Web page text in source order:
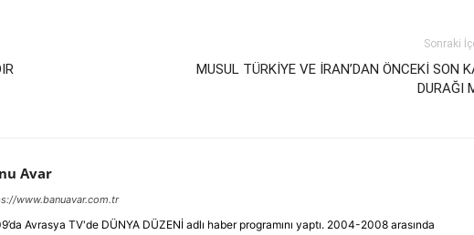
Sonraki
MUSUL TÜRKİYE VE İRAN’DAN ÖNCEKİ SON
DURAĞI
Avar
www.banuavar.com.tr
Avrasya TV'de DÜNYA DÜZENİ adlı haber programını yaptı. 2004-2008 arasında